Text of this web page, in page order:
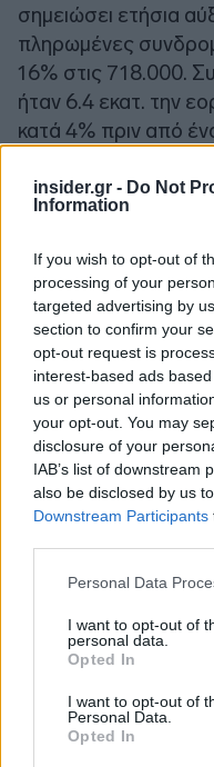
insider.gr - Do Not
Information
If you wish to opt-out of
processing of your
targeted advertising by
section to confirm your
opt-out request is
interest-based ads
us or personal
your opt-out. You may
disclosure of your
IAB’s list of downstream
also be disclosed by us
Downstream Participants
Please note that this
not limited to your visit
grant or deny consent to
use your data for below
consent section.
Personal Data
I want to opt-out of
personal data.
Opted In
I want to opt-out of
Personal Data.
Opted In
σημειώσει ετήσια
πληρωμένες
16% στις 718.000.
ήταν 6.4 εκατ. την
κατά 4% πριν από